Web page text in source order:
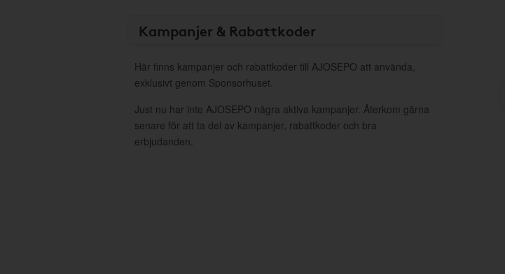
Kampanjer & Rabattkoder
Här finns kampanjer och rabattkoder till AJOSEPO att använda,
exklusivt genom Sponsorhuset.
Just nu har inte AJOSEPO några aktiva kampanjer. Återkom gärna
senare för att ta del av kampanjer, rabattkoder och bra
erbjudanden.